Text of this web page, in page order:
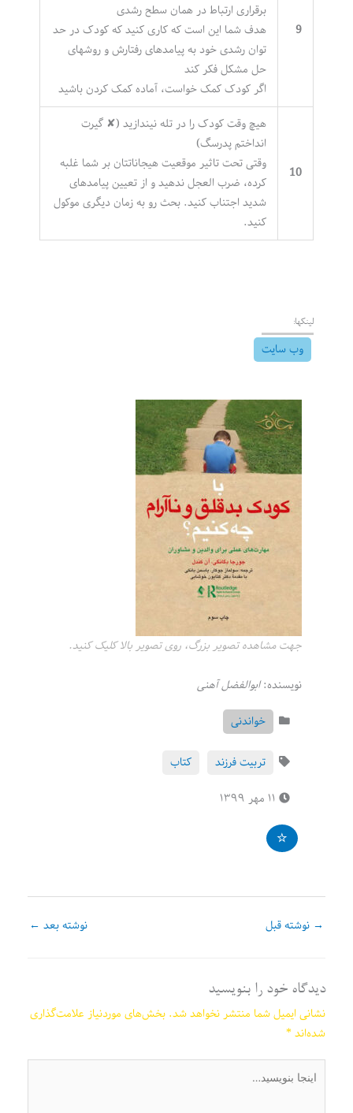
9
برقراری ارتباط در همان سطح رشدی
هدف شما این است که کاری کنید که کودک در حد
توان رشدی خود به پیامدهای رفتارش و روشهای
حل مشکل فکر کند
اگر کودک کمک خواست، آماده کمک کردن باشید
10
هیچ وقت کودک را در تله نیندازید (✘ گیرت
انداختم پدرسگ)
وقتی تحت تاثیر موقعیت هیجاناتتان بر شما غلبه
کرده، ضرب العجل ندهید و از تعیین پیامدهای
شدید اجتناب کنید. بحث رو به زمان دیگری موکول
کنید.
لینکها:
وب سایت
جهت مشاهده تصویر بزرگ، روی تصویر بالا کلیک کنید.
نویسنده:ابوالفضل آهنی
خواندنی
تربیت فرزند
کتاب
→ نوشته قبل نوشته بعد ←
دیدگاه‌ خود را بنویسید
نشانی ایمیل شما منتشر نخواهد شد. بخش‌های موردنیاز علامت‌گذاری
شده‌اند*
اینجا
بنویسید…